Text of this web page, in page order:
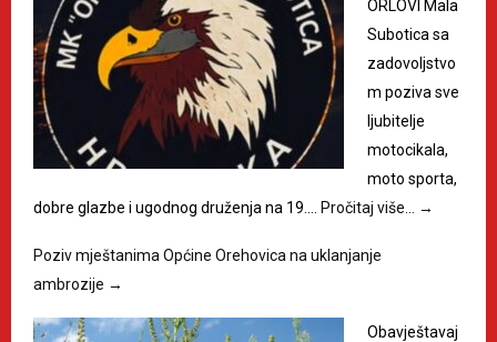
ORLOVI Mala
Subotica sa
zadovoljstvo
m poziva sve
ljubitelje
motocikala,
moto sporta,
dobre glazbe i ugodnog druženja na 19.… Pročitaj više… →
Poziv mještanima Općine Orehovica na uklanjanje
ambrozije →
Obavještavaj